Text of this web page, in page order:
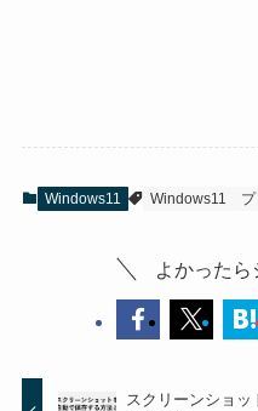
Windows11 Windows11
よかったら
スクリーンショ